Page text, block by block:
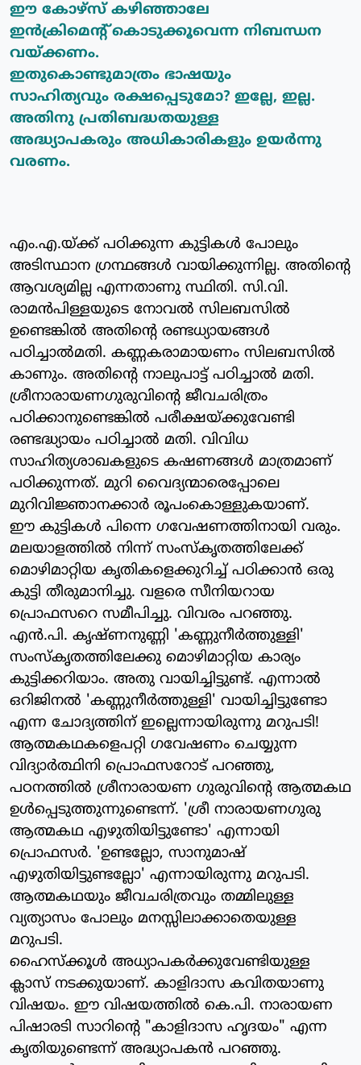
ഈ കോഴ്‌സ് കഴിഞ്ഞാലേ
ഇന്‍ക്രിമെന്റ്കൊടുക്കൂവെന്ന നിബന്ധന
വയ്ക്കണം.
ഇതുകൊണ്ടുമാത്രം ഭാഷയും
സാഹിത്യവും രക്ഷപ്പെടുമോ? ഇല്ലേ, ഇല്ല.
അതിനു പ്രതിബദ്ധതയുള്ള
അദ്ധ്യാപകരും അധികാരികളും ഉയര്‍ന്നു
വരണം.
എം.എ.യ്ക്ക് പഠിക്കുന്ന കുട്ടികള്‍ പോലും
അടിസ്ഥാന ഗ്രന്ഥങ്ങള്‍ വായിക്കുന്നില്ല. അതിന്റെ
ആവശ്യമില്ല എന്നതാണു സ്ഥിതി. സി.വി.
രാമന്‍പിള്ളയുടെ നോവല്‍ സിലബസില്‍
ഉണ്ടെങ്കില്‍ അതിന്റെ രണ്ടധ്യായങ്ങള്‍
പഠിച്ചാല്‍മതി. കണ്ണകരാമായണം സിലബസില്‍
കാണും. അതിന്റെ നാലുപാട്ട് പഠിച്ചാല്‍ മതി.
ശ്രീനാരായണഗുരുവിന്റെ ജീവചരിത്രം
പഠിക്കാനുണ്ടെങ്കില്‍ പരീക്ഷയ്ക്കുവേണ്ടി
രണ്ടദ്ധ്യായം പഠിച്ചാല്‍ മതി. വിവിധ
സാഹിത്യശാഖകളുടെ കഷണങ്ങള്‍ മാത്രമാണ്
പഠിക്കുന്നത്. മുറി വൈദ്യന്മാരെപ്പോലെ
മുറിവിജ്ഞാനക്കാര്‍ രൂപംകൊള്ളുകയാണ്.
ഈ കുട്ടികള്‍ പിന്നെ ഗവേഷണത്തിനായി വരും.
മലയാളത്തില്‍ നിന്ന് സംസ്‌കൃതത്തിലേക്ക്
മൊഴിമാറ്റിയ കൃതികളെക്കുറിച്ച് പഠിക്കാന്‍ ഒരു
കുട്ടി തീരുമാനിച്ചു. വളരെ സീനിയറായ
പ്രൊഫസറെ സമീപിച്ചു. വിവരം പറഞ്ഞു.
എന്‍.പി. കൃഷ്ണനുണ്ണി 'കണ്ണുനീര്‍ത്തുള്ളി'
സംസ്‌കൃതത്തിലേക്കു മൊഴിമാറ്റിയ കാര്യം
കുട്ടിക്കറിയാം. അതു വായിച്ചിട്ടുണ്ട്. എന്നാല്‍
ഒറിജിനല്‍ 'കണ്ണുനീര്‍ത്തുള്ളി' വായിച്ചിട്ടുണ്ടോ
എന്ന ചോദ്യത്തിന് ഇല്ലെന്നായിരുന്നു മറുപടി!
ആത്മകഥകളെപറ്റി ഗവേഷണം ചെയ്യുന്ന
വിദ്യാര്‍ത്ഥിനി പ്രൊഫസറോട് പറഞ്ഞു,
പഠനത്തില്‍ ശ്രീനാരായണ ഗുരുവിന്റെ ആത്മകഥ
ഉള്‍പ്പെടുത്തുന്നുണ്ടെന്ന്. 'ശ്രീ നാരായണഗുരു
ആത്മകഥ എഴുതിയിട്ടുണ്ടോ' എന്നായി
പ്രൊഫസര്‍. 'ഉണ്ടല്ലോ, സാനുമാഷ്
എഴുതിയിട്ടുണ്ടല്ലോ' എന്നായിരുന്നു മറുപടി.
ആത്മകഥയും ജീവചരിത്രവും തമ്മിലുള്ള
വ്യത്യാസം പോലും മനസ്സിലാക്കാതെയുള്ള
മറുപടി.
ഹൈസ്‌ക്കൂള്‍ അധ്യാപകര്‍ക്കുവേണ്ടിയുള്ള
ക്ലാസ് നടക്കുയാണ്. കാളിദാസ കവിതയാണു
വിഷയം. ഈ വിഷയത്തില്‍ കെ.പി. നാരായണ
പിഷാരടി സാറിന്റെ "കാളിദാസ ഹൃദയം" എന്ന
കൃതിയുണ്ടെന്ന് അദ്ധ്യാപകന്‍ പറഞ്ഞു.